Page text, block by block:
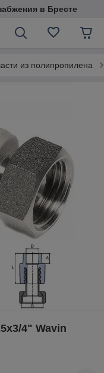
в Бресте
из полипропилена
4" Wavin